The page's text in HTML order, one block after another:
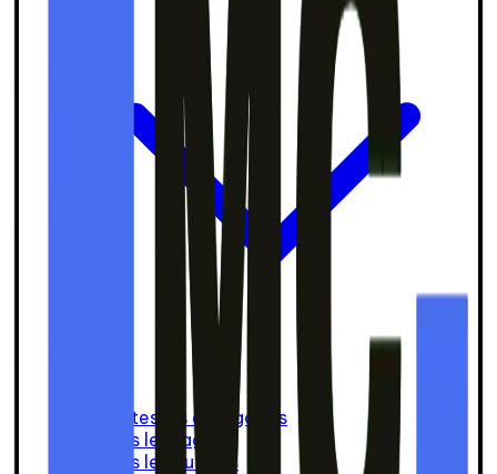
Toutes les catégories
Tous les tags
Tous les auteurs